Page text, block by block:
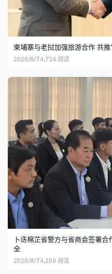
柬埔寨与老挝加强旅游合作 共
2026/8/74,724 阅读
卜迭棉芷省警方与省商会签署
全
2026/8/74,299 阅读